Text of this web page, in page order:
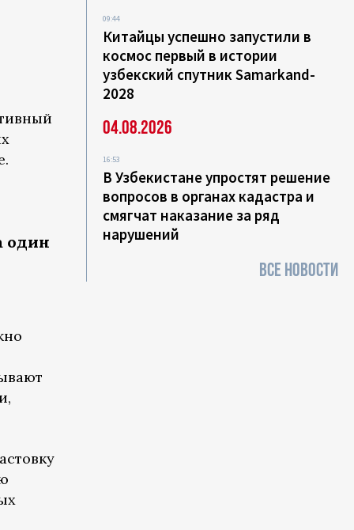
один
09:44
Китайцы успешно запустили в
космос первый в истории
узбекский спутник Samarkand-
2028
04.08.2026
16:53
В Узбекистане упростят решение
вопросов в органах кадастра и
смягчат наказание за ряд
нарушений
ВСЕ НОВОСТИ